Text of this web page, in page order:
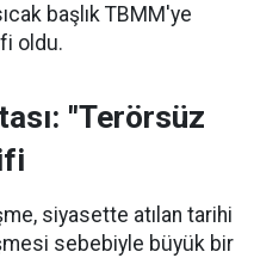
başlık TBMM'ye
oldu.
"Terörsüz
siyasette atılan tarihi
sebebiyle büyük bir